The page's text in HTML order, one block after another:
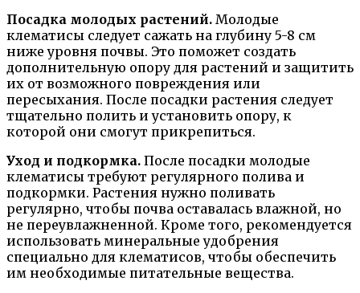
Посадка молодых растений. Молодые
клематисы следует сажать на глубину 5-8 см
ниже уровня почвы. Это поможет создать
дополнительную опору для растений и защитить
их от возможного повреждения или
пересыхания. После посадки растения следует
тщательно полить и установить опору, к
которой они смогут прикрепиться.
Уход и подкормка. После посадки молодые
клематисы требуют регулярного полива и
подкормки. Растения нужно поливать
регулярно, чтобы почва оставалась влажной, но
не переувлажненной. Кроме того, рекомендуется
использовать минеральные удобрения
специально для клематисов, чтобы обеспечить
им необходимые питательные вещества.